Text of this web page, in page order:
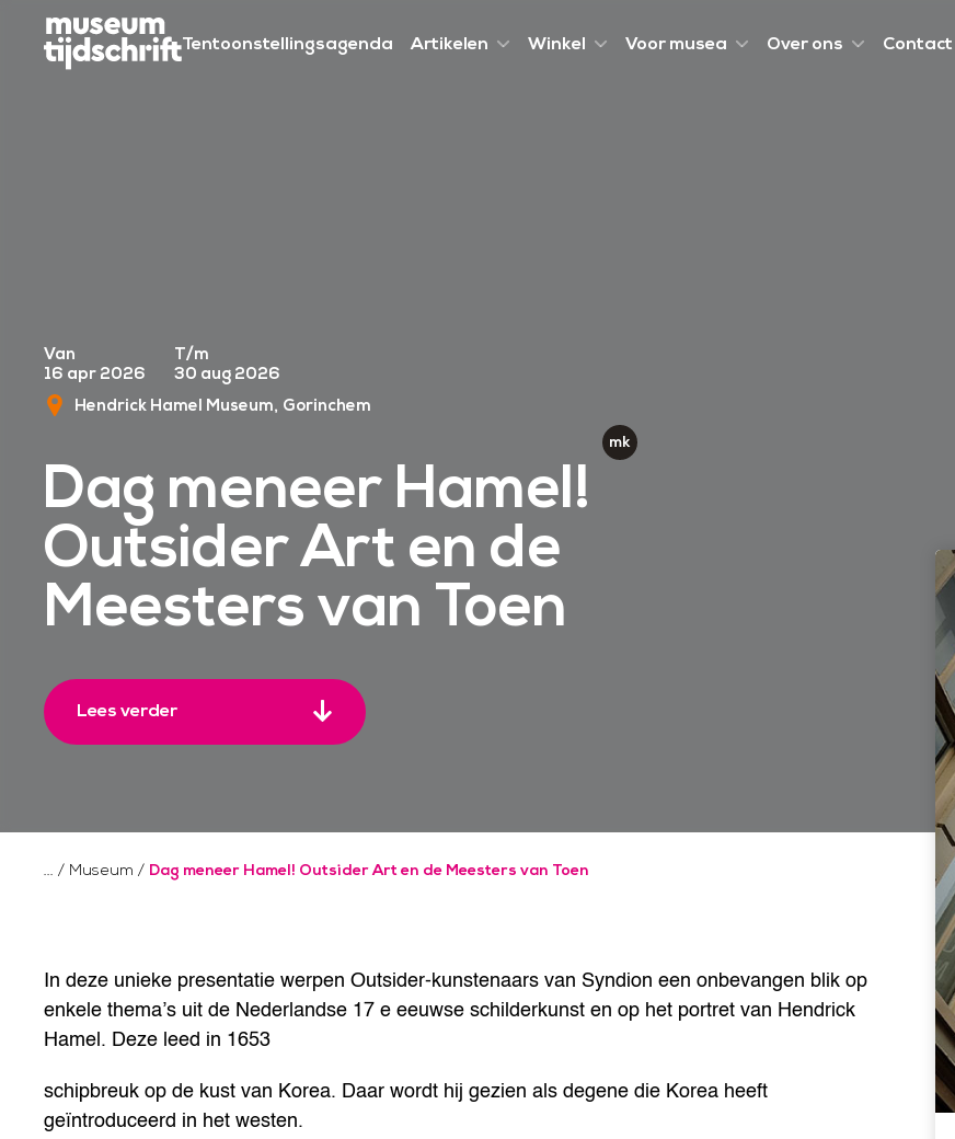
Tentoonstellingsagenda Artikelen Winkel Voor musea Over ons Contact
Van
16 apr 2026
T/m
30 aug 2026
Hendrick Hamel Museum Gorinchem
Dag meneer Hamel!
Outsider Art en de
Meesters van Toen
Lees verder
/ Museum / Dag meneer Hamel! Outsider Art en de Meesters van Toen
In deze unieke presentatie werpen Outsider-kunstenaars van Syndion een onbevangen blik op
enkele thema’s uit de Nederlandse 17 e eeuwse schilderkunst en op het portret van Hendrick
Hamel. Deze leed in 1653
schipbreuk op de kust van Korea. Daar wordt hij gezien als degene die Korea heeft
geïntroduceerd in het westen.